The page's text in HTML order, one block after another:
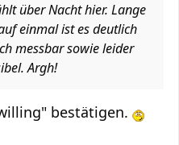
über Nacht hier. Lange
einmal ist es deutlich
messbar sowie leider
Argh!
bestätigen.